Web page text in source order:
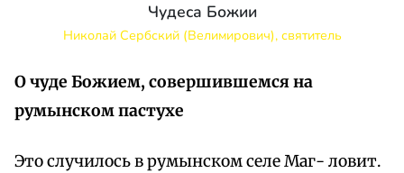
Чудеса Божии
Николай Сербский (Велимирович), святитель
О чуде Божием, совершившемся на
румынском пастухе
Это случилось в румынском селе Маг- ловит.